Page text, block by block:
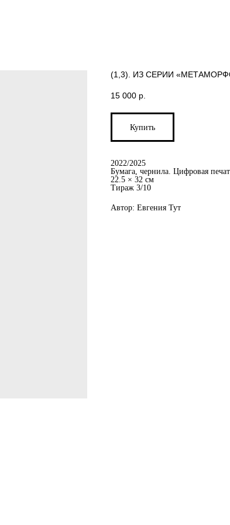
(1,3). ИЗ СЕРИИ
15 000 р.
Купить
2022/2025
Бумага, чернила. Цифровая
22.5 × 32 см
Тираж 3/10
Автор: Евгения Тут